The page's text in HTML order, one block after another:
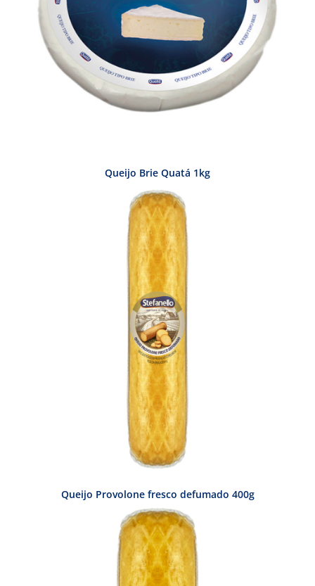
Queijo Brie Quatá 1kg
Queijo Provolone fresco defumado 400g